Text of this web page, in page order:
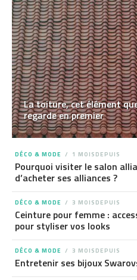
La toiture, cet élément
regarde en premier
DÉCO & MODE 1 MOISDEPUIS
Pourquoi visiter le salon
d’acheter ses alliances ?
DÉCO & MODE 3 MOISDEPUIS
Ceinture pour femme :
pour styliser vos looks
DÉCO & MODE 3 MOISDEPUIS
Entretenir ses bijoux